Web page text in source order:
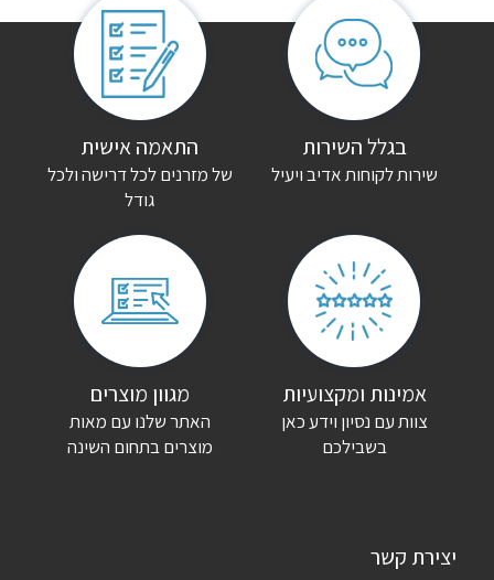
אין עדיין חוות דעת.
היה הראשון לכתוב סקירה “מזרן זוגי פלטיניום מנדלבוים”
האימייל לא יוצג באתר.
שדות החובה מסומנים
שמור בדפדפן זה את השם, האימייל והאתר שלי לפעם הבאה שאגיב.
בגלל השירות
שירות לקוחות אדיב ויעיל
התאמה אישית
של מזרנים לכל דרישה ולכל
גודל
אמינות ומקצועיות
צוות עם נסיון וידע כאן
בשבילכם
מגוון מוצרים
האתר שלנו עם מאות
מוצרים בתחום השינה
יצירת קשר